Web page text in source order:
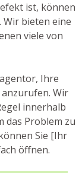
ist, können
Wir bieten eine
viele von
Ihre
Wir
innerhalb
das Problem zu
Sie [Ihr
öffnen.